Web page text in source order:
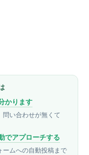
かります
い合わせが無くて
でアプローチする
ームへの自動投稿まで